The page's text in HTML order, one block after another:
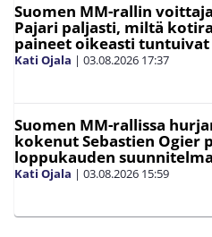
Suomen MM-rallin
Pajari paljasti, miltä
paineet oikeasti tuntuivat
Kati Ojala | 03.08.2026 17:37
Suomen MM-rallissa
kokenut Sebastien Ogier
loppukauden
Kati Ojala | 03.08.2026 15:59